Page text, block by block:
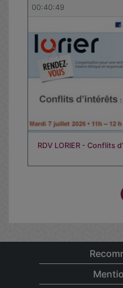
00:40:49
RDV LORIER - Conflits